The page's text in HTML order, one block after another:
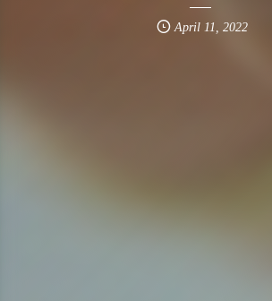
April 11 2022